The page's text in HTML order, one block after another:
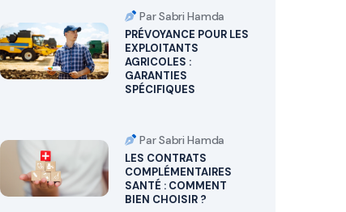
Par Sabri Hamda
PRÉVOYANCE POUR LES
EXPLOITANTS
AGRICOLES :
GARANTIES
SPÉCIFIQUES
Par Sabri Hamda
LES CONTRATS
COMPLÉMENTAIRES
SANTÉ : COMMENT
BIEN CHOISIR ?